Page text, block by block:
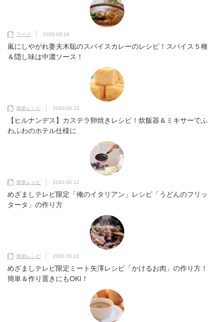
フード 2020.09.26
嵐にしやがれ妻夫木聡のスパイスカレーのレシピ！スパイス５種
＆隠し味は中濃ソース！
簡単レシピ 2020.06.23
【ヒルナンデス】カステラ卵焼きレシピ！炊飯器＆ミキサーでふ
わふわのホテル仕様に
簡単レシピ 2020.05.12
めざましテレビ限定「俺のイタリアン」レシピ「うどんのフリッ
タータ」の作り方
簡単レシピ 2020.05.12
めざましテレビ限定ミート矢澤レシピ「かけるお肉」の作り方！
簡単＆作り置きにもOKI！